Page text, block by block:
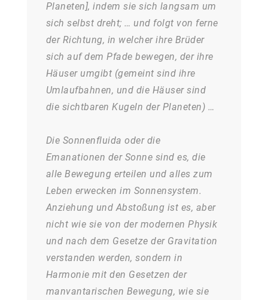
Planeten], indem sie sich langsam um
sich selbst dreht; … und folgt von ferne
der Richtung, in welcher ihre Brüder
sich auf dem Pfade bewegen, der ihre
Häuser umgibt (gemeint sind ihre
Umlaufbahnen, und die Häuser sind
die sichtbaren Kugeln der Planeten) …
Die Sonnenfluida oder die
Emanationen der Sonne sind es, die
alle Bewegung erteilen und alles zum
Leben erwecken im Sonnensystem.
Anziehung und Abstoßung ist es, aber
nicht wie sie von der modernen Physik
und nach dem Gesetze der Gravitation
verstanden werden, sondern in
Harmonie mit den Gesetzen der
manvantarischen Bewegung, wie sie